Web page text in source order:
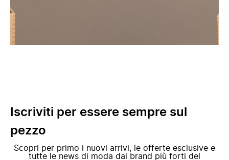
Iscriviti per essere sempre sul
pezzo
Scopri per primo i nuovi arrivi, le offerte esclusive e
tutte le news di moda dai brand più forti del